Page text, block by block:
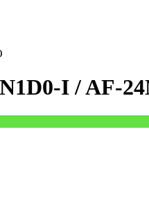
I / AF-